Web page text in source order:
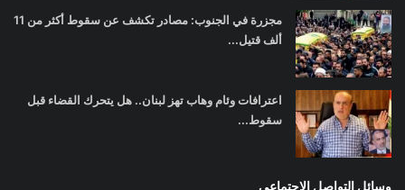
مجزرة في الجنوب: مصادر تكشف عن سقوط أكثر من 11
ألف قتيل...
اعترافات وئام وهاب تهز لبنان.. هل يتحرك القضاء قبل
سقوط...
وسائل التواصل الاجتماعي